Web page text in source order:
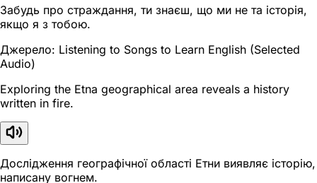
Забудь про страждання, ти знаєш, що ми не та історія,
якщо я з тобою.
Джерело: Listening to Songs to Learn English (Selected
Audio)
Exploring the Etna geographical area reveals a history
written in fire.
Дослідження географічної області Етни виявляє історію,
написану вогнем.